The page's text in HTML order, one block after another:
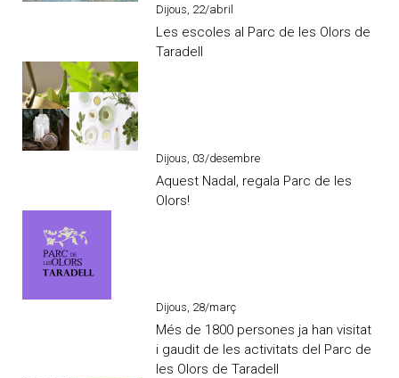
Dijous, 22/abril
Les escoles al Parc de les Olors de
Taradell
Dijous, 03/desembre
Aquest Nadal, regala Parc de les
Olors!
Dijous, 28/març
Més de 1800 persones ja han visitat
i gaudit de les activitats del Parc de
les Olors de Taradell